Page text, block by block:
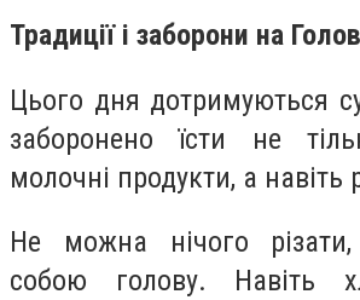
Традиції і заборони на
Цього дня дотримуються
заборонено їсти не
молочні продукти, а навіть
Не можна нічого
собою голову. Навіть